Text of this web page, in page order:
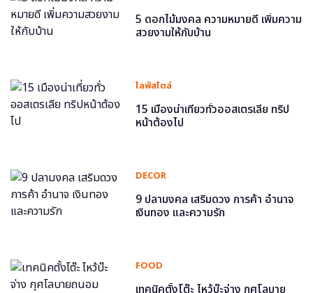
5 ดอกไม้มงคล ความหมายดี เพิ่มความ
สวยงามให้กับบ้าน
ไลฟ์สไตล์
15 เมืองน่าเที่ยวทั่วออสเตรเลีย ทริป
หน้าต้องไป
DECOR
9 ปลามงคล เสริมดวง การค้า อำนาจ
เงินทอง และความรัก
FOOD
เทคนิคตั้งโต๊ะ ไหว้บ๊ะจ่าง กุศโลบาย